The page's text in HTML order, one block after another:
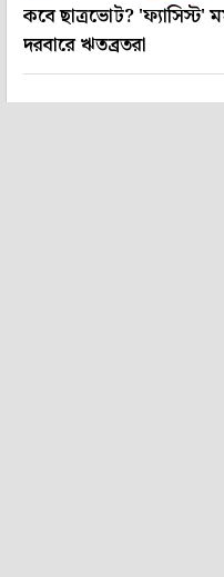
কবে ছাত্রভোট? 'ফ্যাসিস্ট'
দরবারে ঋতব্রতরা